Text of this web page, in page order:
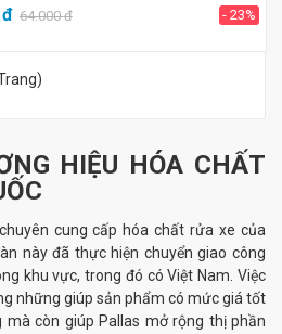
64.000đ - 23%
HIỆU HÓA CHẤT
cung cấp hóa chất rửa xe của
này đã thực hiện chuyển giao công
khu vực, trong đó có Việt Nam. Việc
những giúp sản phẩm có mức giá tốt
mà còn giúp Pallas mở rộng thị phần